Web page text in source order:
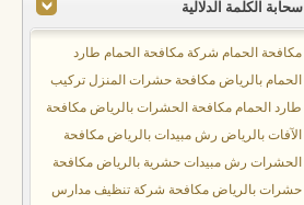
سحابة الكلمة الدلالية
مكافحة الحمام شركة مكافحة الحمام طارد
الحمام بالرياض مكافحة حشرات المنزل تركيب
طارد الحمام مكافحة الحشرات بالرياض مكافحة
الآفات بالرياض رش مبيدات بالرياض مكافحة
الحشرات رش مبيدات حشرية بالرياض مكافحة
حشرات بالرياض مكافحة شركة تنظيف مدارس